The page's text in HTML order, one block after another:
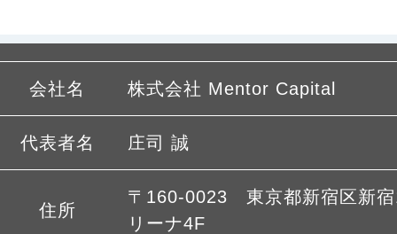
会社名 株式会社 Mentor Capital
代表者名 庄司 誠
住所
〒160-0023 東京都新宿区新
リーナ4F